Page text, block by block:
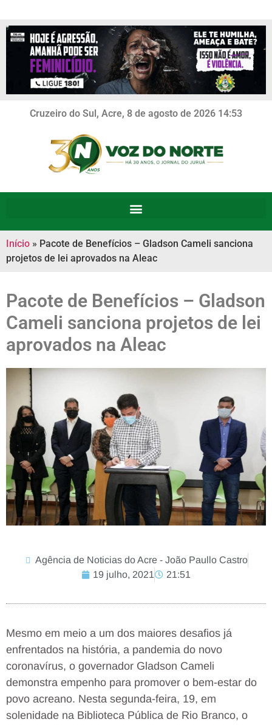
Cruzeiro do Sul, Acre, 8 de agosto de 2026 14:53
Início » Pacote de Benefícios – Gladson Cameli sanciona
projetos de lei aprovados na Aleac
Pacote de Benefícios – Gladson
Cameli sanciona projetos de lei
aprovados na Aleac
Agência de Noticias do Acre - João Paullo Castro
19 julho, 2021
21:51
Mesmo em meio a um dos maiores desafios já
enfrentados na história, a pandemia do novo
coronavírus, o governador Gladson Cameli
demonstra empenho para promover o bem-estar do
povo acreano. Nesta segunda-feira, 19, em
solenidade na Biblioteca Pública de Rio Branco, o